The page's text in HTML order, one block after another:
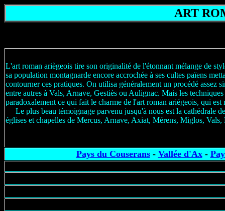
ART
L'art roman ariègeois tire son originalité de l'étonnant mélange de
sa population montagnarde encore accrochée à ses cultes païens
contourner ces pratiques. On utilisa généralement un procédé assez
entre autres à Vals, Arnave, Gestiès ou Aulignac. Mais les
paradoxalement ce qui fait le charme de l'art roman ariégeois, qui
Le plus beau témoignage parvenu jusqu'à nous est la cathédrale
églises et chapelles de Mercus, Arnave, Axiat, Mérens, Miglos,
Pays du Couserans- Vallée d'Ax-